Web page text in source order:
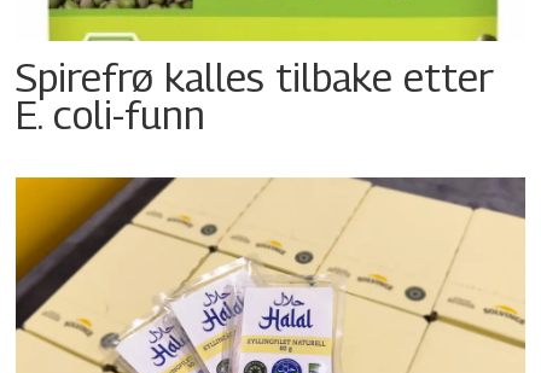
Spirefrø kalles tilbake etter
E. coli-funn